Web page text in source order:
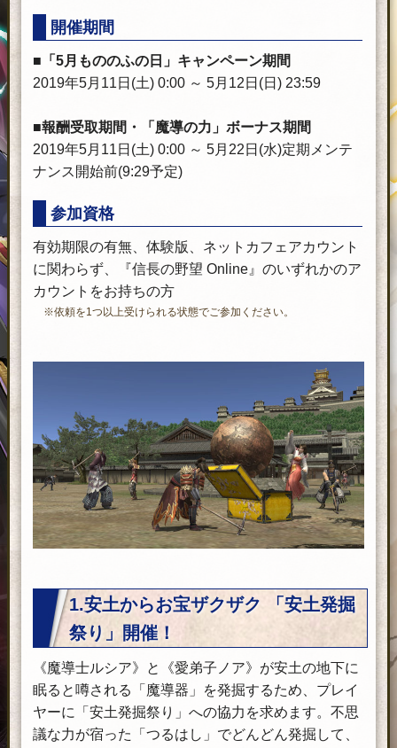
開催期間
■「5月もののふの日」キャンペーン期間
2019年5月11日(土) 0:00 ～ 5月12日(日) 23:59
■報酬受取期間・「魔導の力」ボーナス期間
2019年5月11日(土) 0:00 ～ 5月22日(水)定期メンテ
ナンス開始前(9:29予定)
参加資格
有効期限の有無、体験版、ネットカフェアカウント
に関わらず、『信長の野望 Online』のいずれかのア
カウントをお持ちの方
※依頼を1つ以上受けられる状態でご参加ください。
イ
チ
ケ
ッ
ト
要
な
内
容
1.安土からお宝ザクザク 「安土発掘
祭り」開催！
《魔導士ルシア》と《愛弟子ノア》が安土の地下に
眠ると噂される「魔導器」を発掘するため、プレイ
ヤーに「安土発掘祭り」への協力を求めます。不思
議な力が宿った「つるはし」でどんどん発掘して、